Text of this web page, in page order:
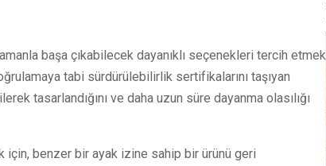
başa çıkabilecek dayanıklı seçenekleri tercih etmek
tabi sürdürülebilirlik sertifikalarını taşıyan
tasarlandığını ve daha uzun süre dayanma olasılığı
için, benzer bir ayak izine sahip bir ürünü geri